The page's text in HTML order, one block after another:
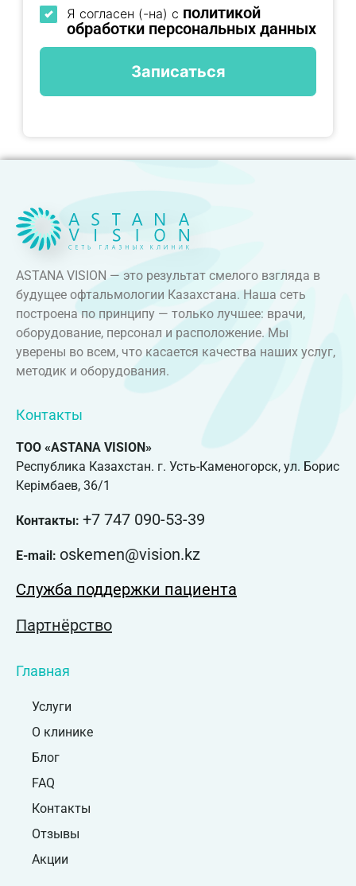
Я согласен (-на) с политикой
обработки персональных данных
ASTANA VISION — это результат смелого взгляда в
будущее офтальмологии Казахстана. Наша сеть
построена по принципу — только лучшее: врачи,
оборудование, персонал и расположение. Мы
уверены во всем, что касается качества наших услуг,
методик и оборудования.
Контакты
ТОО «ASTANA VISION»
Республика Казахстан. г. Усть-Каменогорск, ул. Борис
Керімбаев, 36/1
Контакты: +7 747 090-53-39
E-mail: oskemen@vision.kz
Служба поддержки пациента
Партнёрство
Главная
Услуги
О клинике
Блог
FAQ
Контакты
Отзывы
Акции